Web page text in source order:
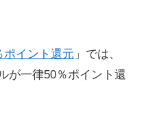
ポイント還元 」では、
が一律50％ポイント還